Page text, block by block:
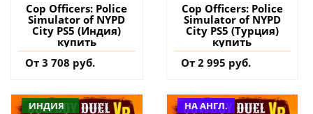
Cop Officers: Police
Simulator of NYPD
City PS5 (Индия)
купить
От 3 708 руб.
Cop Officers: Police
Simulator of NYPD
City PS5 (Турция)
купить
От 2 995 руб.
ИНДИЯ
НА АНГЛ.